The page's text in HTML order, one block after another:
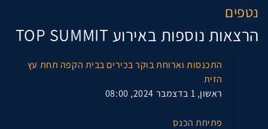
נטפים
הרצאות נוספות באירוע TOP SUMMIT
התכנסות וארוחת בוקר בכירים בבית הקפה תחת עץ
הזית
ראשון, 1 בדצמבר 2024, 08:00
פתיחת הכנס